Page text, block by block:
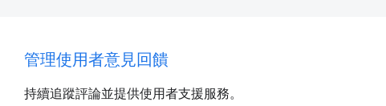
管理使用者意見回饋
持續追蹤評論並提供使用者支援服務。